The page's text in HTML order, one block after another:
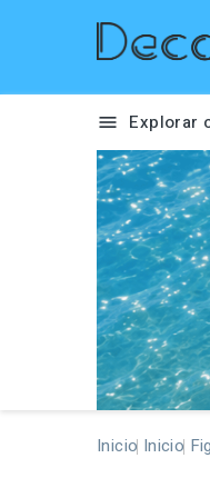
 Explorar
Inicio Inicio